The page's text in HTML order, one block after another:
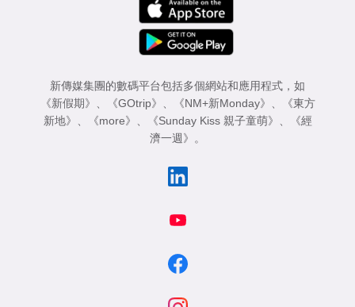
新傳媒集團的數碼平台包括多個網站和應用程式，如
《新假期》 、 《GOtrip》 、 《NM+新Monday》 、
《東方
新地》 、 《more》 、 《Sunday Kiss 親子童萌》 、
《經
濟一週》 。